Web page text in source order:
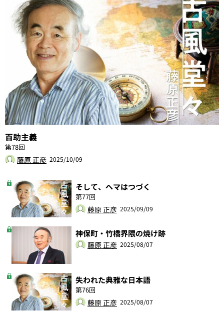
百助主義
第78回
藤原 正彦 2025/10/09
そして、ヘマはつづく
第77回
藤原 正彦 2025/09/09
神保町・竹橋界隈の焼け跡
藤原 正彦 2025/08/07
失われた典雅な日本語
第76回
藤原 正彦 2025/08/07